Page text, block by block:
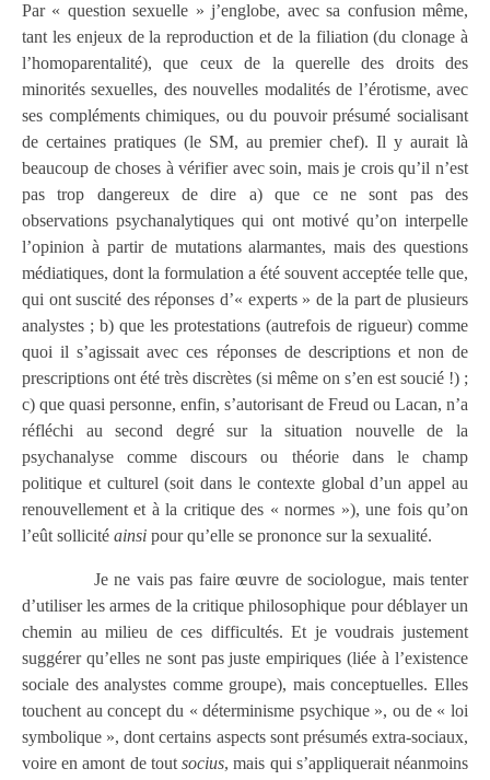
Par « question sexuelle » j’englobe, avec sa confusion même,
tant les enjeux de la reproduction et de la filiation (du clonage à
l’homoparentalité), que ceux de la querelle des droits des
minorités sexuelles, des nouvelles modalités de l’érotisme, avec
ses compléments chimiques, ou du pouvoir présumé socialisant
de certaines pratiques (le SM, au premier chef). Il y aurait là
beaucoup de choses à vérifier avec soin, mais je crois qu’il n’est
pas trop dangereux de dire a) que ce ne sont pas des
observations psychanalytiques qui ont motivé qu’on interpelle
l’opinion à partir de mutations alarmantes, mais des questions
médiatiques, dont la formulation a été souvent acceptée telle que,
qui ont suscité des réponses d’« experts » de la part de plusieurs
analystes ; b) que les protestations (autrefois de rigueur) comme
quoi il s’agissait avec ces réponses de descriptions et non de
prescriptions ont été très discrètes (si même on s’en est soucié !) ;
c) que quasi personne, enfin, s’autorisant de Freud ou Lacan, n’a
réfléchi au second degré sur la situation nouvelle de la
psychanalyse comme discours ou théorie dans le champ
politique et culturel (soit dans le contexte global d’un appel au
renouvellement et à la critique des « normes »), une fois qu’on
l’eût sollicité ainsi pour qu’elle se prononce sur la sexualité.
Je ne vais pas faire œuvre de sociologue, mais tenter
d’utiliser les armes de la critique philosophique pour déblayer un
chemin au milieu de ces difficultés. Et je voudrais justement
suggérer qu’elles ne sont pas juste empiriques (liée à l’existence
sociale des analystes comme groupe), mais conceptuelles. Elles
touchent au concept du « déterminisme psychique », ou de « loi
symbolique », dont certains aspects sont présumés extra-sociaux,
voire en amont de toutsocius, mais qui s’appliquerait néanmoins